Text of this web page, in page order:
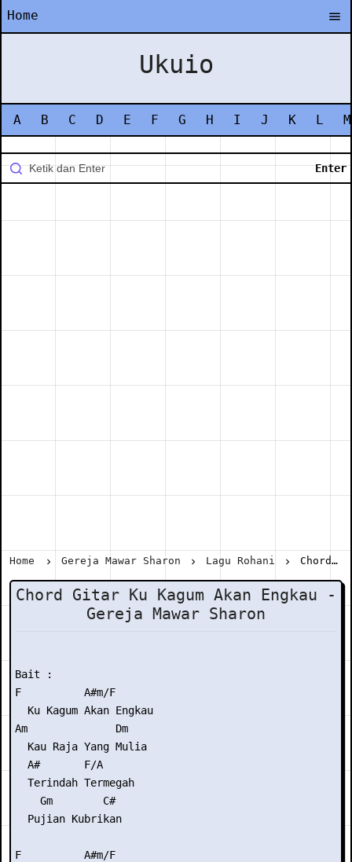
Home
Ukuio
A B C D E F G H I J K L M
Home Gereja Mawar Sharon Lagu Rohani Chord Gitar Ku Kagum Akan Engkau - Gereja Mawar Sharon
Chord Gitar Ku Kagum Akan Engkau -
Gereja Mawar Sharon
Bait :
F          A#m/F
  Ku Kagum Akan Engkau
Am              Dm
  Kau Raja Yang Mulia
  A#       F/A
  Terindah Termegah
    Gm        C#
  Pujian Kubrikan
F          A#m/F